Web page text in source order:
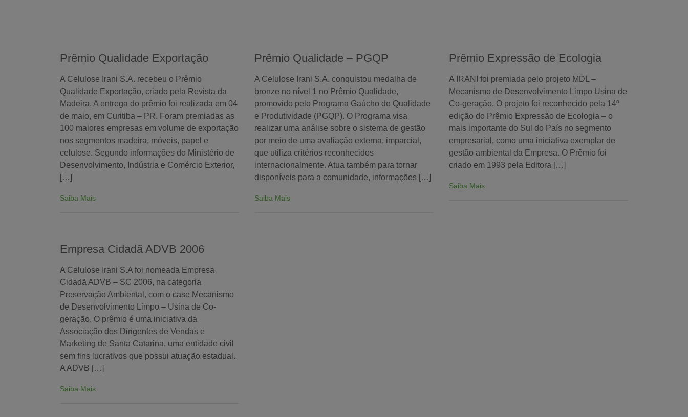
Prêmio Qualidade Exportação
A Celulose Irani S.A. recebeu o Prêmio
Qualidade Exportação, criado pela Revista da
Madeira. A entrega do prêmio foi realizada em 04
de maio, em Curitiba – PR. Foram premiadas as
100 maiores empresas em volume de exportação
nos segmentos madeira, móveis, papel e
celulose. Segundo informações do Ministério de
Desenvolvimento, Indústria e Comércio Exterior,
[…]
Saiba Mais
Prêmio Qualidade – PGQP
A Celulose Irani S.A. conquistou medalha de
bronze no nível 1 no Prêmio Qualidade,
promovido pelo Programa Gaúcho de Qualidade
e Produtividade (PGQP). O Programa visa
realizar uma análise sobre o sistema de gestão
por meio de uma avaliação externa, imparcial,
que utiliza critérios reconhecidos
internacionalmente. Atua também para tornar
disponíveis para a comunidade, informações […]
Saiba Mais
Prêmio Expressão de Ecologia
A IRANI foi premiada pelo projeto MDL –
Mecanismo de Desenvolvimento Limpo Usina de
Co-geração. O projeto foi reconhecido pela 14º
edição do Prêmio Expressão de Ecologia – o
mais importante do Sul do País no segmento
empresarial, como uma iniciativa exemplar de
gestão ambiental da Empresa. O Prêmio foi
criado em 1993 pela Editora […]
Saiba Mais
Empresa Cidadã ADVB 2006
A Celulose Irani S.A foi nomeada Empresa
Cidadã ADVB – SC 2006, na categoria
Preservação Ambiental, com o case Mecanismo
de Desenvolvimento Limpo – Usina de Co-
geração. O prêmio é uma iniciativa da
Associação dos Dirigentes de Vendas e
Marketing de Santa Catarina, uma entidade civil
sem fins lucrativos que possui atuação estadual.
A ADVB […]
Saiba Mais